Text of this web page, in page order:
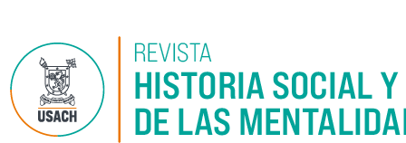
logo_hsm_2021.png